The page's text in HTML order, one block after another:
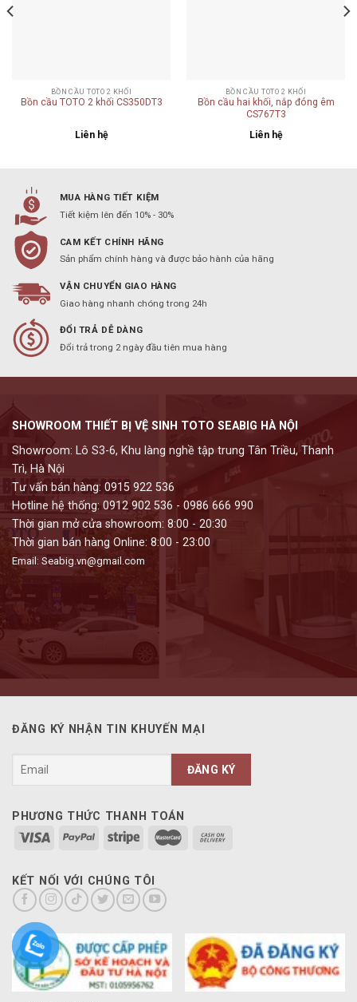
BỒN CẦU TOTO 2 KHỐI
Bồn cầu TOTO 2 khối CS350DT3
Liên hệ
BỒN CẦU TOTO 2 KHỐI
Bồn cầu hai khối, nắp đóng êm
CS767T3
Liên hệ
MUA HÀNG TIẾT KIỆM
Tiết kiệm lên đến 10% - 30%
CAM KẾT CHÍNH HÃNG
Sản phẩm chính hàng và được bảo hành của hãng
VẬN CHUYỂN GIAO HÀNG
Giao hàng nhanh chóng trong 24h
ĐỔI TRẢ DỄ DÀNG
Đổi trả trong 2 ngày đầu tiên mua hàng
SHOWROOM THIẾT BỊ VỆ SINH TOTO SEABIG HÀ NỘI
Showroom: Lô S3-6, Khu làng nghề tập trung Tân Triều, Thanh
Trì, Hà Nội
Tư vấn bán hàng: 0915 922 536
Hotline hệ thống: 0912 902 536 - 0986 666 990
Thời gian mở cửa showroom: 8:00 - 20:30
Thời gian bán hàng Online: 8:00 - 23:00
Email: Seabig.vn@gmail.com
ĐĂNG KÝ NHẬN TIN KHUYẾN MẠI
PHƯƠNG THỨC THANH TOÁN
KẾT NỐI VỚI CHÚNG TÔI